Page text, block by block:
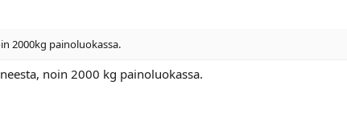
2000kg painoluokassa.
noin 2000 kg painoluokassa.